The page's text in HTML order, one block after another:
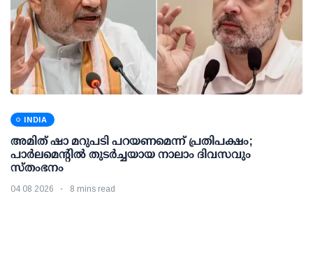
INDIA
അമിത് ഷാ മറുപടി പറയണമെന്ന് പ്രതിപക്ഷം;
പാര്‍ലമെന്റില്‍ തുടര്‍ച്ചയായ നാലാം ദിവസവും
സ്തംഭനം
04 08 2026 8 mins read